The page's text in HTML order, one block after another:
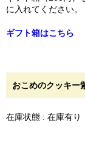
に入れてください。
ギフト箱はこちら
おこめのクッキー
在庫状態 : 在庫有り